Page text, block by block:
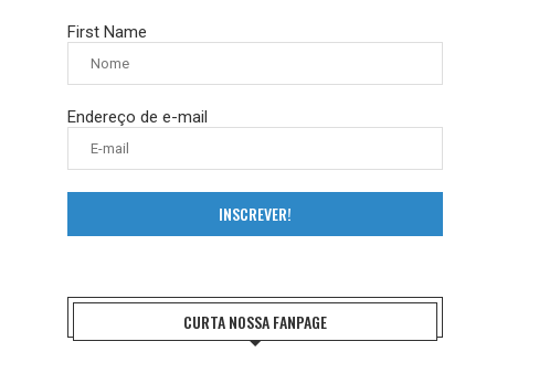
First Name
Endereço de e-mail
INSCREVER!
CURTA NOSSA FANPAGE